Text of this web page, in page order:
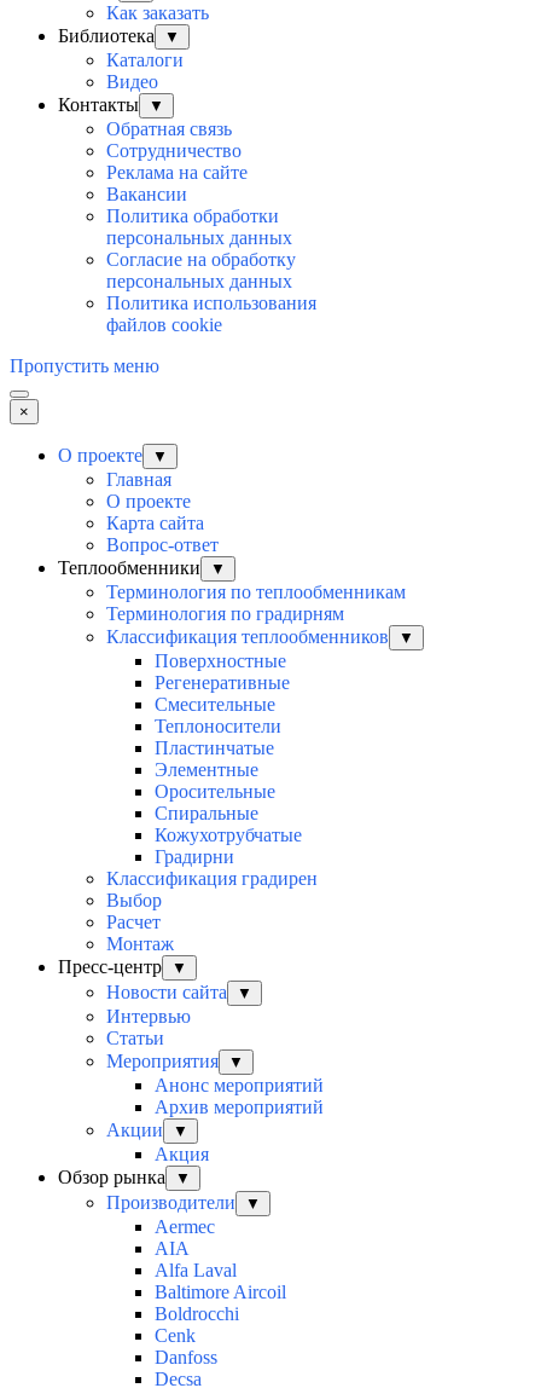
Как заказать
Библиотека
▼
Каталоги
Видео
Контакты
▼
Обратная связь
Сотрудничество
Реклама на сайте
Вакансии
Политика обработки
персональных данных
Согласие на обработку
персональных данных
Политика использования
файлов cookie
Пропустить меню
×
О проекте ▼
Главная
О проекте
Карта сайта
Вопрос-ответ
Теплообменники
▼
Терминология по теплообменникам
Терминология по градирням
Классификация теплообменников
▼
Поверхностные
Регенеративные
Смесительные
Теплоносители
Пластинчатые
Элементные
Оросительные
Спиральные
Кожухотрубчатые
Градирни
Классификация градирен
Выбор
Расчет
Монтаж
Пресс-центр
▼
Новости сайта ▼
Интервью
Статьи
Мероприятия
▼
Анонс мероприятий
Архив мероприятий
Акции
▼
Акция
Обзор рынка
▼
Производители ▼
Aermec
AIA
Alfa Laval
Baltimore Aircoil
Boldrocchi
Cenk
Danfoss
Decsa